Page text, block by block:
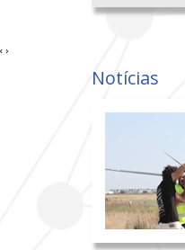
‹ ›
Notícias